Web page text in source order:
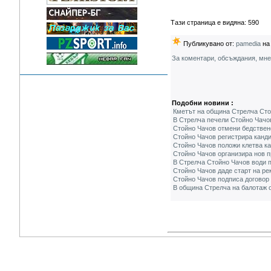
Тази страница е видяна: 590
Публикувано от: pamedia на
За коментари, обсъждания,
Подобни новини :
Кметът на община Стрелча
В Стрелча печели Стойно
Стойно Чачов отмени
Стойно Чачов регистрира
Стойно Чачов положи клетва
Стойно Чачов организира нов
В Стрелча Стойно Чачов води
Стойно Чачов даде старт на
Стойно Чачов подписа
В община Стрелча на балотаж